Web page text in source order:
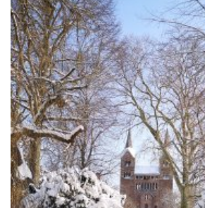
Kulturreise
Kurzreisen
Last-Minute-
Musikreise
Radreise
Rundreisen
Saisoneröffnungs- und
Silvesterreise